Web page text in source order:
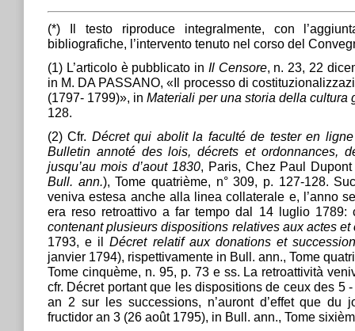
(*) Il testo riproduce integralmente, con
bibliografiche, l’intervento tenuto nel corso del
(1) L’articolo è pubblicato in Il Censore, n. 23, 22
in M. DA PASSANO, «Il processo di
(1797- 1799)», inMateriali per una storia della cultura
128.
(2) Cfr. Décret qui abolit la faculté de tester en
Bulletin annoté des lois, décrets et ordonnances,
jusqu’au mois d’aout 1830, Paris, Chez Paul
Bull. ann.), Tome quatrième, n° 309, p. 127-128.
veniva estesa anche alla linea collaterale e, l’anno
era reso retroattivo a far tempo dal 14 luglio 1789:
contenant plusieurs dispositions relatives aux actes et
1793, e ilDécret relatif aux donations et
janvier 1794), rispettivamente in Bull. ann., Tome
Tome cinquème, n. 95, p. 73 e ss. La retroattività
cfr. Décret portant que les dispositions de ceux des 5
an 2 sur les successions, n’auront d’effet que du
fructidor an 3 (26 août 1795), in Bull. ann., Tome